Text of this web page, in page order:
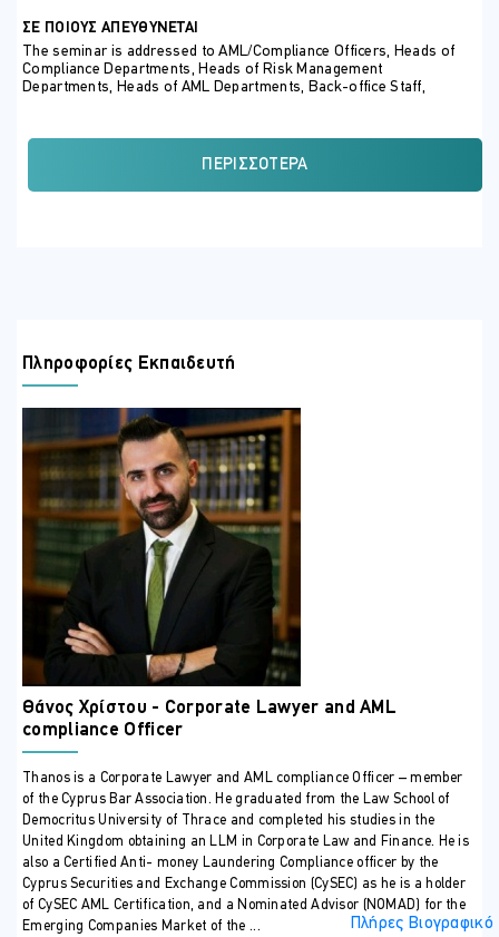
ΣΕ ΠΟΙΟΥΣ ΑΠΕΥΘΥΝΕΤΑΙ
The seminar is addressed to AML/Compliance Officers, Heads of
Compliance Departments, Heads of Risk Management
Departments, Heads of AML Departments, Back-office Staff,
Directors, Regulatory Compliance Advisors/Consultants, Corporate
service providers, Funds and Fund Managers, FX, Binary Options
Procedures for the prevention of ML and TF
The relationship between customer due diligence (CDD)
and Risk based approach
Identification procedures and customer due diligence (CDD)
Customer risk factors: Product, service, transaction or
delivery channel risk factors
Geographical risk factors
Simplified Customer Due Diligence (SDD)
Certain low risk indicators
Enhanced Customer Due Diligence (EDD)
The reason and purpose of enhanced due diligence (EDD)
for politically exposed persons (PEP)
Certain High-Risk Indicators
Ongoing Monitoring
Review of the KYC and CDD Requirements
Summary / Questions and Answers
Certification
All participants will be awarded a certificate. Each hour of
attendance will account for one unit of Continuing Professional
Development (CPD) as required for members of most professional
ΠΕΡΙΣΣΌΤΕΡΑ
Πληροφορίες Εκπαιδευτή
Θάνος Χρίστου - Corporate Lawyer and AML
compliance Officer
Thanos is a Corporate Lawyer and AML compliance Officer – member
of the Cyprus Bar Association. He graduated from the Law School of
Democritus University of Thrace and completed his studies in the
United Kingdom obtaining an LLM in Corporate Law and Finance. He is
also a Certified Anti- money Laundering Compliance officer by the
Cyprus Securities and Exchange Commission (CySEC) as he is a holder
of CySEC AML Certification, and a Nominated Advisor (NOMAD) for the
Emerging Companies Market of the ...
Πλήρες Βιογραφικό